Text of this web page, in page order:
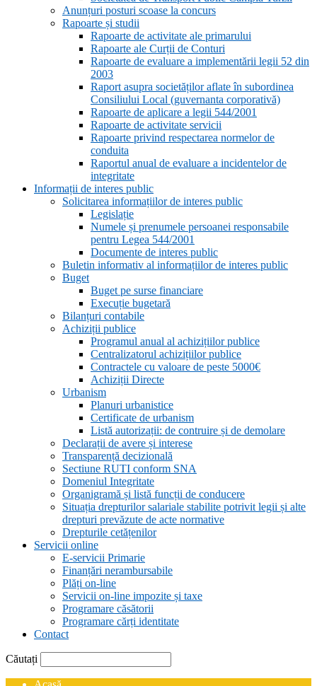
Anunțuri posturi scoase la concurs
Rapoarte și studii
Rapoarte de activitate ale primarului
Rapoarte ale Curții de Conturi
Rapoarte de evaluare a implementării legii 52 din
2003
Raport asupra societăților aflate în subordinea
Consiliului Local (guvernanta corporativă)
Rapoarte de aplicare a legii 544/2001
Rapoarte de activitate servicii
Rapoarte privind respectarea normelor de
conduita
Raportul anual de evaluare a incidentelor de
integritate
Informații de interes public
Solicitarea informațiilor de interes public
Legislație
Numele și prenumele persoanei responsabile
pentru Legea 544/2001
Documente de interes public
Buletin informativ al informațiilor de interes public
Buget
Buget pe surse financiare
Execuție bugetară
Bilanțuri contabile
Achiziții publice
Programul anual al achizițiilor publice
Centralizatorul achizițiilor publice
Contractele cu valoare de peste 5000€
Achiziții Directe
Urbanism
Planuri urbanistice
Certificate de urbanism
Listă autorizații: de contruire și de demolare
Declarații de avere și interese
Transparență decizională
Sectiune RUTI conform SNA
Domeniul Integritate
Organigramă și listă funcții de conducere
Situația drepturilor salariale stabilite potrivit legii și alte
drepturi prevăzute de acte normative
Drepturile cetățenilor
Servicii online
E-servicii Primarie
Finanțări nerambursabile
Plăți on-line
Servicii on-line impozite și taxe
Programare căsătorii
Programare cărți identitate
Contact
Căutați